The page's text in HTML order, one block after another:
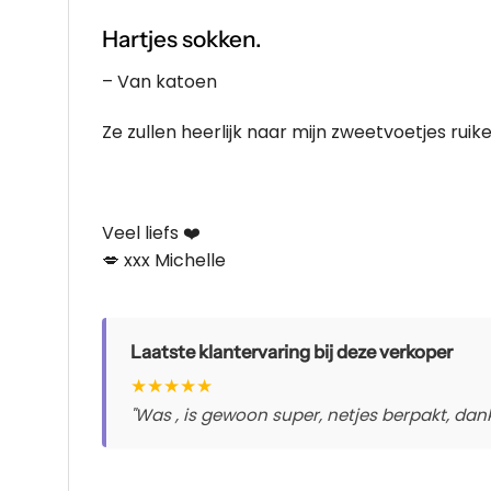
Hartjes sokken.
– Van katoen
Ze zullen heerlijk naar mijn zweetvoetjes
Veel liefs ❤️
💋 xxx Michelle
Laatste klantervaring bij deze verkoper
★★★★★
"Was , is gewoon super, netjes berpakt,